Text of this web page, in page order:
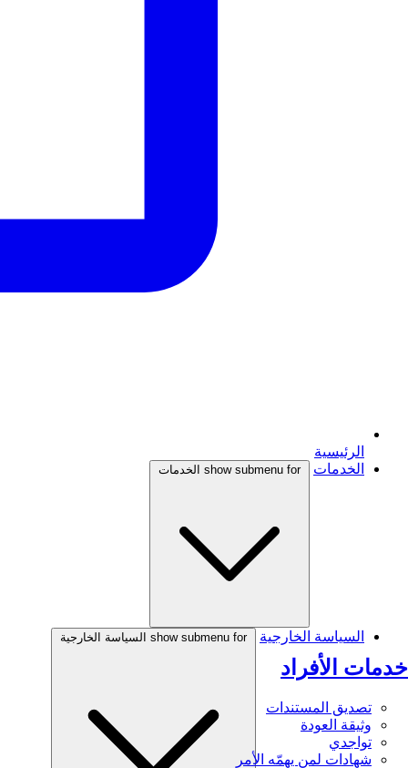
الرئيسية
الخدمات
show submenu for الخدمات
خدمات الأفراد
تصديق المستندات
وثيقة العودة
تواجدي
شهادات لمن يهمّه الأمر
السياسة الخارجية show submenu for السياسة الخارجية